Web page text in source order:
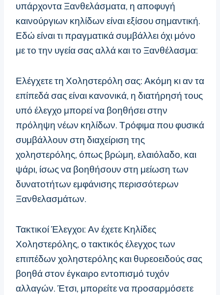
υπάρχοντα Ξανθελάσματα, η αποφυγή
καινούργιων κηλίδων είναι εξίσου σημαντική.
Εδώ είναι τι πραγματικά συμβάλλει όχι μόνο
με το την υγεία σας αλλά και το Ξανθέλασμα:
Ελέγχετε τη Χοληστερόλη σας: Ακόμη κι αν τα
επίπεδά σας είναι κανονικά, η διατήρησή τους
υπό έλεγχο μπορεί να βοηθήσει στην
πρόληψη νέων κηλίδων. Τρόφιμα που φυσικά
συμβάλλουν στη διαχείριση της
χοληστερόλης, όπως βρώμη, ελαιόλαδο, και
ψάρι, ίσως να βοηθήσουν στη μείωση των
δυνατοτήτων εμφάνισης περισσότερων
Ξανθελασμάτων.
Τακτικοί Έλεγχοι: Αν έχετε Κηλίδες
Χοληστερόλης, ο τακτικός έλεγχος των
επιπέδων χοληστερόλης και θυρεοειδούς σας
βοηθά στον έγκαιρο εντοπισμό τυχόν
αλλαγών. Έτσι, μπορείτε να προσαρμόσετε